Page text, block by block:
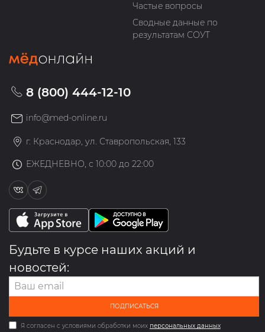
Частые вопросы
Сводные данные по
результатам СОУТ
8 (800) 444-12-10
info@med-online.ru
г. Краснодар, ул. Ставропольская, 133
ЕЖЕДНЕВНО, с 10:00 до 22:00
Будьте в курсе наших акций и
новостей:
ПОДПИСАТЬСЯ
Я согласен с условиями обработки моих персональных данных